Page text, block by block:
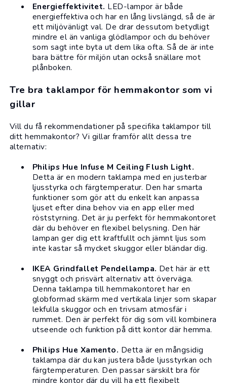
Energieffektivitet. LED-lampor är både
energieffektiva och har en lång livslängd, så de är
ett miljövänligt val. De drar dessutom betydligt
mindre el än vanliga glödlampor och du behöver
som sagt inte byta ut dem lika ofta. Så de är inte
bara bättre för miljön utan också snällare mot
plånboken.
Tre bra taklampor för hemmakontor som vi
gillar
Vill du få rekommendationer på specifika taklampor till
ditt hemmakontor? Vi gillar framför allt dessa tre
alternativ:
Philips Hue Infuse M Ceiling Flush Light.
Detta är en modern taklampa med en justerbar
ljusstyrka och färgtemperatur. Den har smarta
funktioner som gör att du enkelt kan anpassa
ljuset efter dina behov via en app eller med
röststyrning. Det är ju perfekt för hemmakontoret
där du behöver en flexibel belysning. Den här
lampan ger dig ett kraftfullt och jämnt ljus som
inte kastar så mycket skuggor eller bländar dig.
IKEA Grindfallet Pendellampa. Det här är ett
snyggt och prisvärt alternativ att överväga.
Denna taklampa till hemmakontoret har en
globformad skärm med vertikala linjer som skapar
lekfulla skuggor och en trivsam atmosfär i
rummet. Den är perfekt för dig som vill kombinera
utseende och funktion på ditt kontor där hemma.
Philips Hue Xamento. Detta är en mångsidig
taklampa där du kan justera både ljusstyrkan och
färgtemperaturen. Den passar särskilt bra för
mindre kontor där du vill ha ett flexibelt